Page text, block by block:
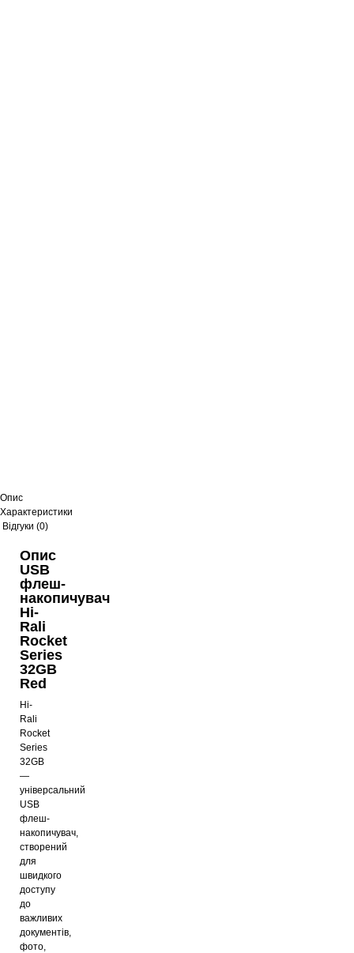
Опис
Характеристики
Відгуки (0)
Опис
USB
флеш-
накопичувач
Hi-
Rali
Rocket
Series
32GB
Red
Hi-
Rali
Rocket
Series
32GB
—
універсальний
USB
флеш-
накопичувач,
створений
для
швидкого
доступу
до
важливих
документів,
фото,